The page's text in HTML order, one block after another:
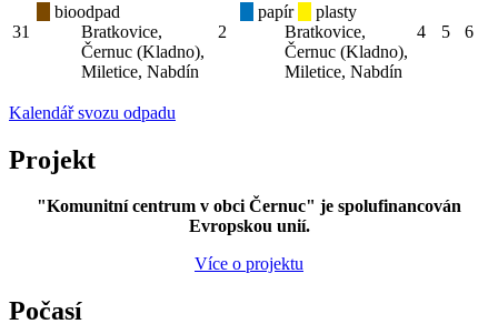
31
bioodpad
Bratkovice,
Černuc (Kladno),
Miletice, Nabdín
2
papír
plasty
Bratkovice,
Černuc (Kladno),
Miletice, Nabdín
4 5 6
Kalendář svozu odpadu
Projekt
"Komunitní centrum v obci Černuc" je spolufinancován
Evropskou unií.
Více o projektu
Počasí